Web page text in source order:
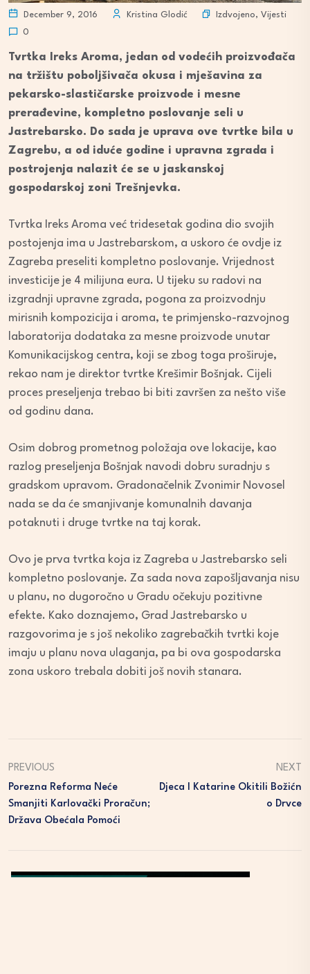
December 9, 2016 Kristina Glodić Izdvojeno, Vijesti
0
Tvrtka Ireks Aroma, jedan od vodećih proizvođača
na tržištu poboljšivača okusa i mješavina za
pekarsko-slastičarske proizvode i mesne
prerađevine, kompletno poslovanje seli u
Jastrebarsko. Do sada je uprava ove tvrtke bila u
Zagrebu, a od iduće godine i upravna zgrada i
postrojenja nalazit će se u jaskanskoj
gospodarskoj zoni Trešnjevka.
Tvrtka Ireks Aroma već tridesetak godina dio svojih
postojenja ima u Jastrebarskom, a uskoro će ovdje iz
Zagreba preseliti kompletno poslovanje. Vrijednost
investicije je 4 milijuna eura. U tijeku su radovi na
izgradnji upravne zgrada, pogona za proizvodnju
mirisnih kompozicija i aroma, te primjensko-razvojnog
laboratorija dodataka za mesne proizvode unutar
Komunikacijskog centra, koji se zbog toga proširuje,
rekao nam je direktor tvrtke Krešimir Bošnjak. Cijeli
proces preseljenja trebao bi biti završen za nešto više
od godinu dana.
Osim dobrog prometnog položaja ove lokacije, kao
razlog preseljenja Bošnjak navodi dobru suradnju s
gradskom upravom. Gradonačelnik Zvonimir Novosel
nada se da će smanjivanje komunalnih davanja
potaknuti i druge tvrtke na taj korak.
Ovo je prva tvrtka koja iz Zagreba u Jastrebarsko seli
kompletno poslovanje. Za sada nova zapošljavanja nisu
u planu, no dugoročno u Gradu očekuju pozitivne
efekte. Kako doznajemo, Grad Jastrebarsko u
razgovorima je s još nekoliko zagrebačkih tvrtki koje
imaju u planu nova ulaganja, pa bi ova gospodarska
zona uskoro trebala dobiti još novih stanara.
PREVIOUS
Porezna Reforma Neće
Smanjiti Karlovački Proračun;
Država Obećala Pomoći
NEXT
Djeca I Katarine Okitili Božićn
O Drvce